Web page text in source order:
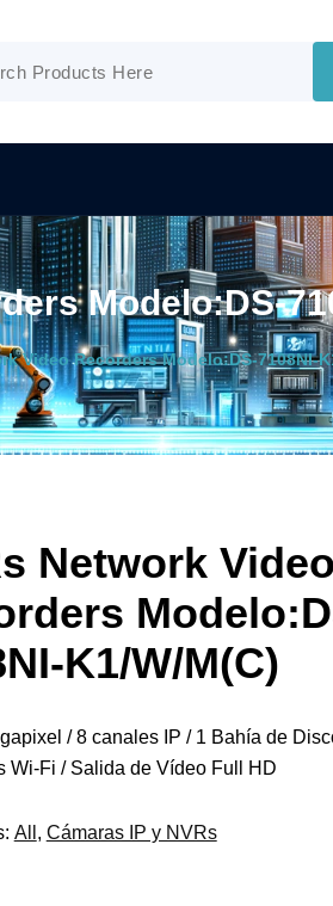
Modelo:DS-
Video Recorders Modelo:DS-7108NI-
Network Video
K1/W/M(C)
/ 8 canales IP / 1 Bahía de
Wi-Fi / Salida de Vídeo Full HD
All , Cámaras IP y NVRs